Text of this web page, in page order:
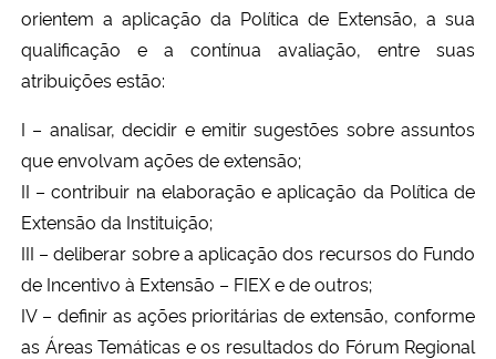
Ministério de Minas e Energia
Ministério da Ciência, Tecnologia, Inovações e Comunicações
Ministério do Meio Ambiente
Ministério do Turismo
Ministério do Desenvolvimento Regional
Controladoria-Geral da União
orientem a aplicação da Política de Extensão, a sua
qualificação e a contínua avaliação, entre suas
atribuições estão:
I – analisar, decidir e emitir sugestões sobre assuntos
que envolvam ações de extensão;
II – contribuir na elaboração e aplicação da Política de
Extensão da Instituição;
III – deliberar sobre a aplicação dos recursos do Fundo
de Incentivo à Extensão – FIEX e de outros;
IV – definir as ações prioritárias de extensão, conforme
as Áreas Temáticas e os resultados do Fórum Regional